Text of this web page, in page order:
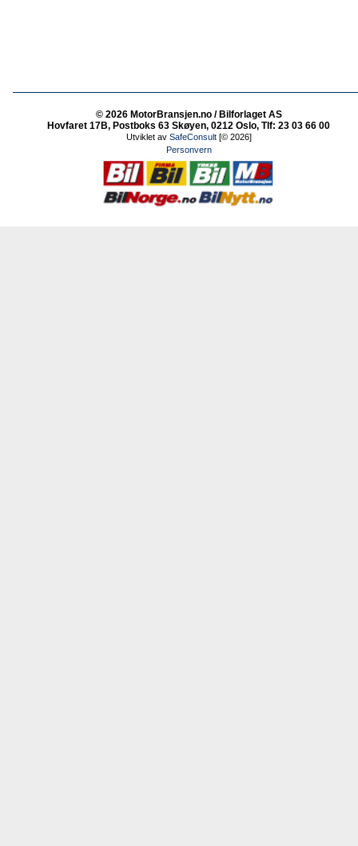
© 2026 MotorBransjen.no / Bilforlaget AS
Hovfaret 17B, Postboks 63 Skøyen, 0212 Oslo, Tlf: 23 03 66 00
Utviklet av SafeConsult[© 2026]
Personvern